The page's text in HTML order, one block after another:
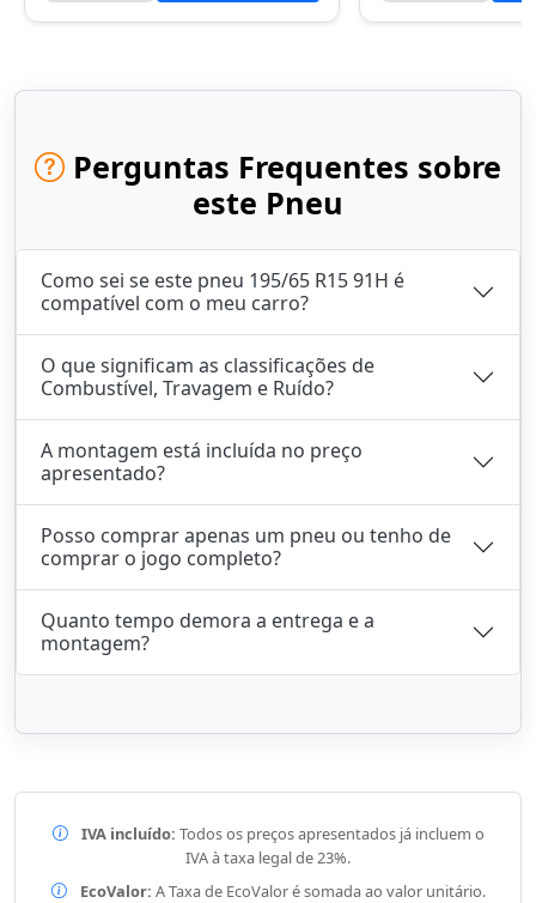
Perguntas Frequentes sobre
este Pneu
Como sei se este pneu 195/65 R15 91H é
compatível com o meu carro?
O que significam as classificações de
Combustível, Travagem e Ruído?
A montagem está incluída no preço
apresentado?
Posso comprar apenas um pneu ou tenho de
comprar o jogo completo?
Quanto tempo demora a entrega e a
montagem?
IVA incluído: Todos os preços apresentados já incluem o
IVA à taxa legal de 23%.
EcoValor: A Taxa de EcoValor é somada ao valor unitário.